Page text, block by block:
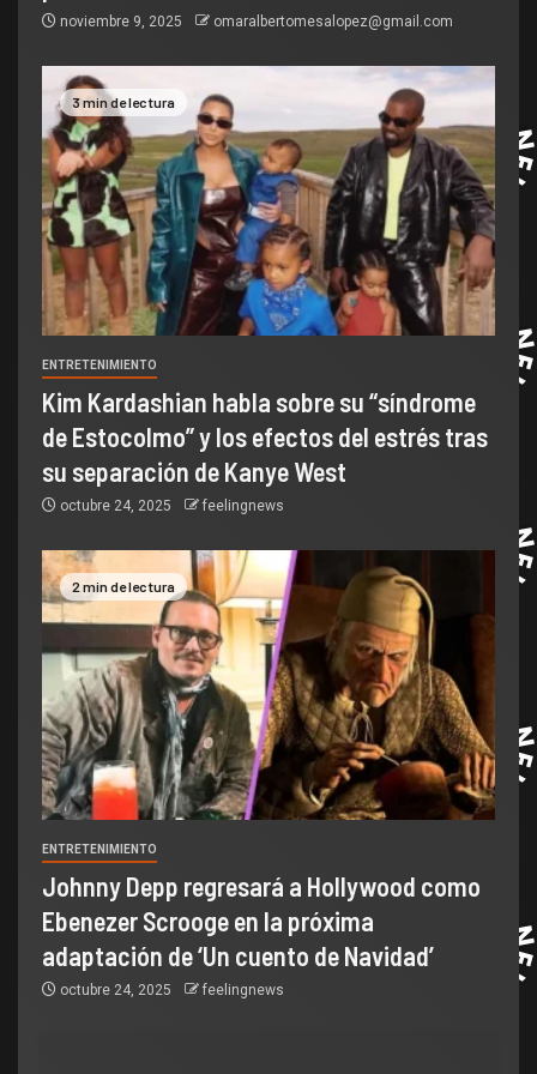
noviembre 9, 2025 omaralbertomesalopez@gmail.com
3 min de lectura
ENTRETENIMIENTO
Kim Kardashian habla sobre su “síndrome
de Estocolmo” y los efectos del estrés tras
su separación de Kanye West
octubre 24, 2025 feelingnews
2 min de lectura
ENTRETENIMIENTO
Johnny Depp regresará a Hollywood como
Ebenezer Scrooge en la próxima
adaptación de ‘Un cuento de Navidad’
octubre 24, 2025 feelingnews